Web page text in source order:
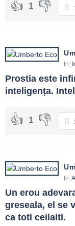
1
In:
Prostia este
inteligența.
1
In:
Un erou
greseala, el se
ca toti ceilalti.